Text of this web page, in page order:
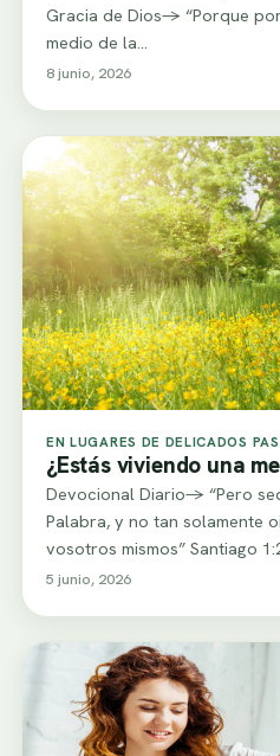
Gracia de Dios-> “Porque
medio de la…
8 junio, 2026
EN LUGARES DE DELICADOS
¿Estás viviendo una
Devocional Diario-> “Pero
Palabra, y no tan solamente
vosotros mismos” Santiago
5 junio, 2026